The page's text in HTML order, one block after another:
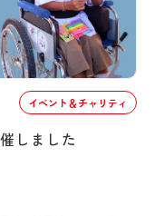
イベント＆チャリティ
しました